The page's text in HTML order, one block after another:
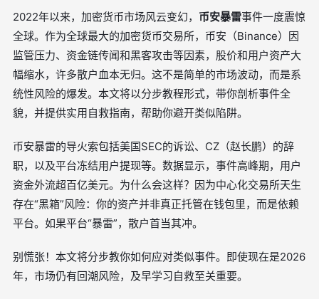
2022年以来，加密货币市场风云变幻， 币安暴雷事件一度震惊
全球。作为全球最大的加密货币交易所，币安（Binance）因
监管压力、资金链传闻和黑客攻击等因素，股价和用户资产大
幅缩水，许多散户血本无归。这不是简单的市场波动，而是系
统性风险的爆发。本文将以分步教程形式，带你剖析事件全
貌，并提供实用自救指南，帮助你避开类似陷阱。
币安暴雷的导火索包括美国SEC的诉讼、CZ（赵长鹏）的辞
职，以及平台冻结用户提现等。数据显示，事件高峰期，用户
资金外流超百亿美元。为什么会这样？因为中心化交易所天生
存在“黑箱”风险：你的资产并非真正托管在钱包里，而是依赖
平台。如果平台“暴雷”，散户首当其冲。
别慌张！本文将分步教你如何应对类似事件。即使现在是2026
年，市场仍有回潮风险，及早学习自救至关重要。